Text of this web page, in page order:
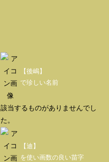
【後嶋】
で珍しい名前
該当するものがありませんでし
た。
【迪】
を使い画数の良い苗字